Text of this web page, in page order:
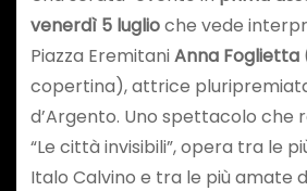
venerdì 5 luglioche vede
Piazza EremitaniAnna Foglietta
copertina), attrice
d’Argento. Uno spettacolo che
“Le città invisibili”, opera tra le
Italo Calvino e tra le più amate